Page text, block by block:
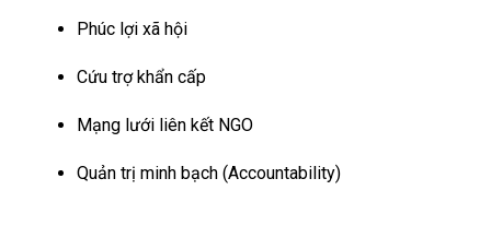
Phúc lợi xã hội
Cứu trợ khẩn cấp
Mạng lưới liên kết NGO
Quản trị minh bạch (Accountability)